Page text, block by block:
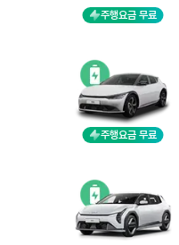
주행요금 무료
주행요금 무료